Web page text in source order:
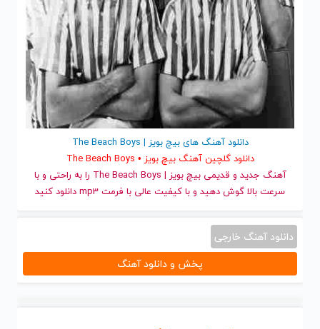
دانلود آهنگ های بیچ بویز | The Beach Boys
دانلود گلچین آهنگ بیچ بویز • The Beach Boys
آهنگ جدید
و قدیمی بیچ بویز | The Beach Boys را به راحتی و با
سرعت بالا گوش دهید و با کیفیت عالی با فرمت mp3 دانلود کنید
دانلود آهنگ خارجی
پخش و دانلود آهنگ